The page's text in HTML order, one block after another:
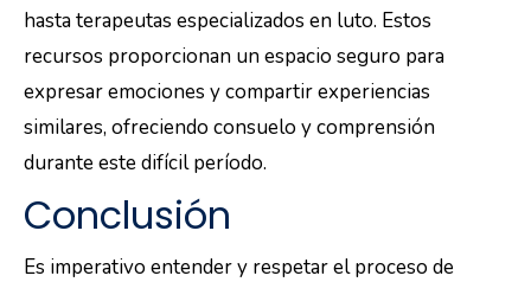
hasta terapeutas especializados en luto. Estos
recursos proporcionan un espacio seguro para
expresar emociones y compartir experiencias
similares, ofreciendo consuelo y comprensión
durante este difícil período.
Conclusión
Es imperativo entender y respetar el proceso de